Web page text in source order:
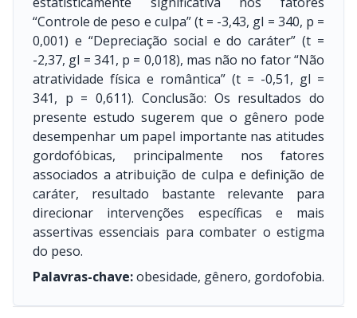
“Controle de peso e culpa” (t = -3,43, gl = 340, p =
0,001) e “Depreciação social e do caráter” (t =
-2,37, gl = 341, p = 0,018), mas não no fator “Não
atratividade física e romântica” (t = -0,51, gl =
341, p = 0,611). Conclusão: Os resultados do
presente estudo sugerem que o gênero pode
desempenhar um papel importante nas atitudes
gordofóbicas, principalmente nos fatores
associados a atribuição de culpa e definição de
caráter, resultado bastante relevante para
direcionar intervenções específicas e mais
assertivas essenciais para combater o estigma
do peso.
Palavras-chave:obesidade, gênero, gordofobia.